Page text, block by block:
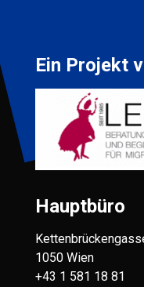
Ein Projekt
Hauptbüro
1050 Wien
+43 1 581 18 81